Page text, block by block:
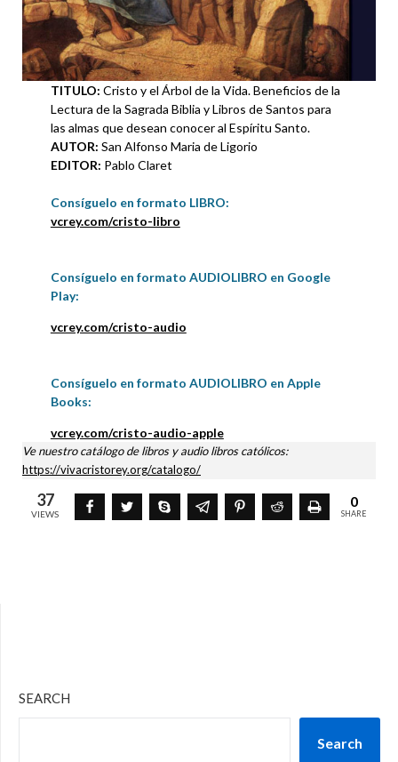
TITULO: Cristo y el Árbol de la Vida. Beneficios de la
Lectura de la Sagrada Biblia y Libros de Santos para
las almas que desean conocer al Espíritu Santo.
AUTOR: San Alfonso Maria de Ligorio
EDITOR: Pablo Claret
Consíguelo en formato LIBRO:
vcrey.com/cristo-libro
Consíguelo en formato AUDIOLIBRO en Google
Play:
vcrey.com/cristo-audio
Consíguelo en formato AUDIOLIBRO en Apple
Books:
vcrey.com/cristo-audio-apple
Ve nuestro catálogo de libros y audio libros católicos:
https://vivacristorey.org/catalogo/
37
VIEWS
0
SHARE
SEARCH
Search